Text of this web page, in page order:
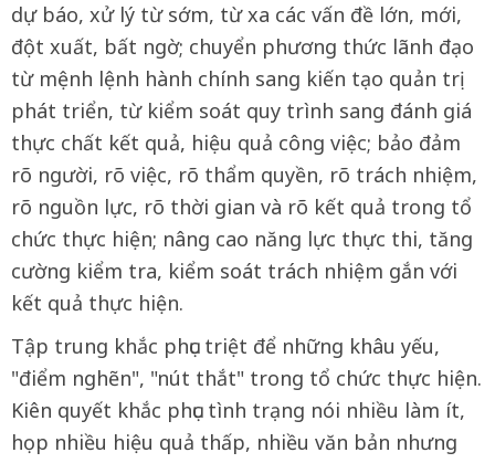
dự báo, xử lý từ sớm, từ xa các vấn đề lớn, mới,
đột xuất, bất ngờ; chuyển phương thức lãnh đạo
từ mệnh lệnh hành chính sang kiến tạo quản trị
phát triển, từ kiểm soát quy trình sang đánh giá
thực chất kết quả, hiệu quả công việc; bảo đảm
rõ người, rõ việc, rõ thẩm quyền, rõ trách nhiệm,
rõ nguồn lực, rõ thời gian và rõ kết quả trong tổ
chức thực hiện; nâng cao năng lực thực thi, tăng
cường kiểm tra, kiểm soát trách nhiệm gắn với
kết quả thực hiện.
Tập trung khắc phục triệt để những khâu yếu,
"điểm nghẽn", "nút thắt" trong tổ chức thực hiện.
Kiên quyết khắc phục tình trạng nói nhiều làm ít,
họp nhiều hiệu quả thấp, nhiều văn bản nhưng